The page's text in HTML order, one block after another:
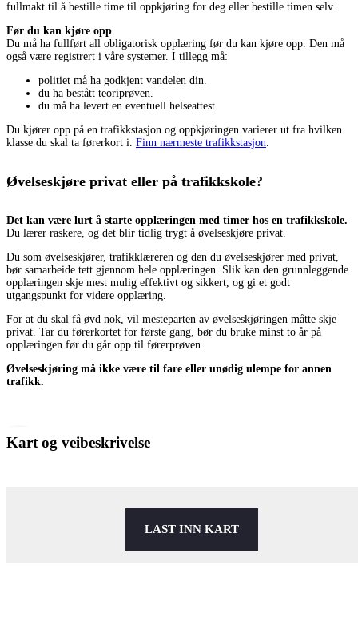
fullmakt til å bestille time til oppkjøring for deg eller bestille timen selv.
Før du kan kjøre opp
Du må ha fullført all obligatorisk opplæring før du kan kjøre opp. Den må
også være registrert i våre systemer. I tillegg må:
politiet må ha godkjent vandelen din.
du ha bestått teoriprøven.
du må ha levert en eventuell helseattest.
Du kjører opp på en trafikkstasjon og oppkjøringen varierer ut fra hvilken
klasse du skal ta førerkort i. Finn nærmeste trafikkstasjon
Øvelseskjøre privat eller på trafikkskole?
Det kan være lurt å starte opplæringen med timer hos en trafikkskole.
Du lærer raskere, og det blir tidlig trygt å øvelseskjøre privat.
Du som øvelseskjører, trafikklæreren og den du øvelseskjører med privat,
bør samarbeide tett gjennom hele opplæringen. Slik kan den grunnleggende
opplæringen skje mest mulig effektivt og sikkert, og gi et godt
utgangspunkt for videre opplæring.
For at du skal få øvd nok, vil mesteparten av øvelseskjøringen måtte skje
privat. Tar du førerkortet for første gang, bør du bruke minst to år på
opplæringen før du går opp til førerprøven.
Øvelseskjøring må ikke være til fare eller unødig ulempe for annen
trafikk.
Kart og veibeskrivelse
LAST INN KART